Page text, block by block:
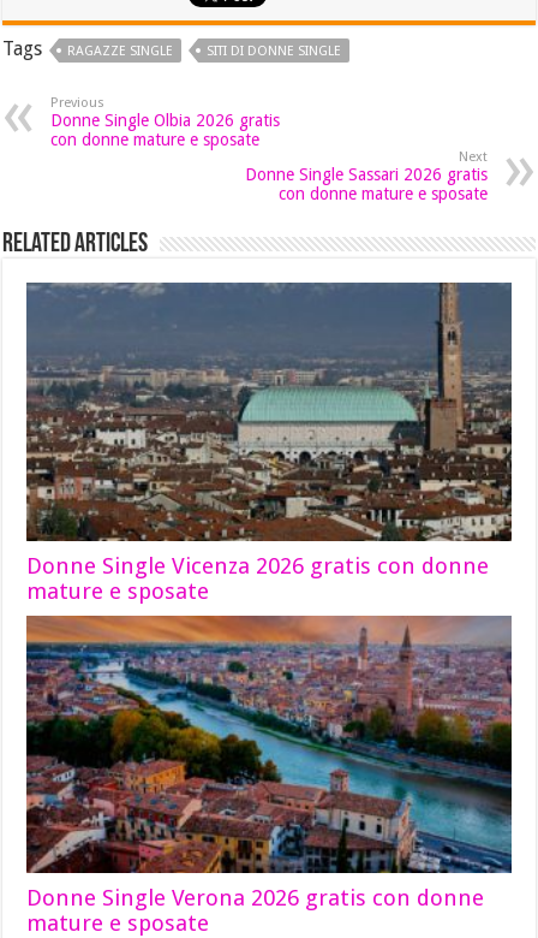
Tags RAGAZZE SINGLE SITI DI DONNE SINGLE
Previous
Donne Single Olbia 2026 gratis
con donne mature e sposate
Next
Donne Single Sassari 2026 gratis
con donne mature e sposate
Related Articles
Donne Single Vicenza 2026 gratis con donne
mature e sposate
Donne Single Verona 2026 gratis con donne
mature e sposate